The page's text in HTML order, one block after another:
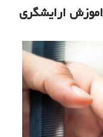
ارایشگری